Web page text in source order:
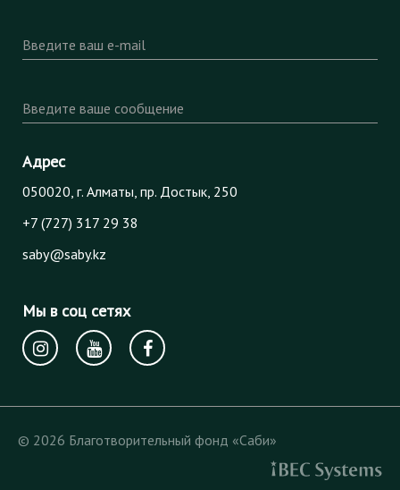
Введите ваш e-mail
Введите ваше сообщение
Адрес
050020, г. Алматы, пр. Достык, 250
+7 (727) 317 29 38
saby@saby.kz
Мы в соц сетях
© 2026 Благотворительный фонд «Саби»